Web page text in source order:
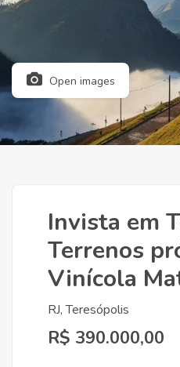
Open images
Invista em
Terrenos
Vinícola
RJ, Teresópolis
R$ 390.000,00